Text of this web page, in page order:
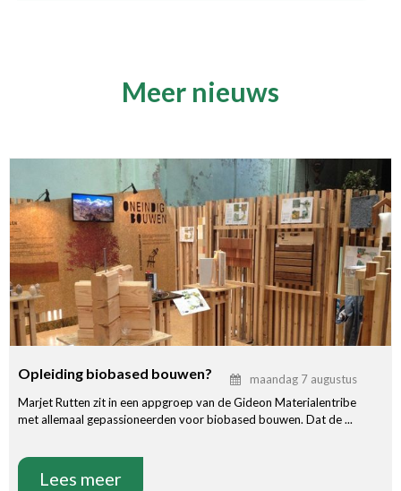
Meer nieuws
Opleiding biobased bouwen?
maandag 7 augustus
Marjet Rutten zit in een appgroep van de Gideon Materialentribe
met allemaal gepassioneerden voor biobased bouwen. Dat de ...
Lees meer